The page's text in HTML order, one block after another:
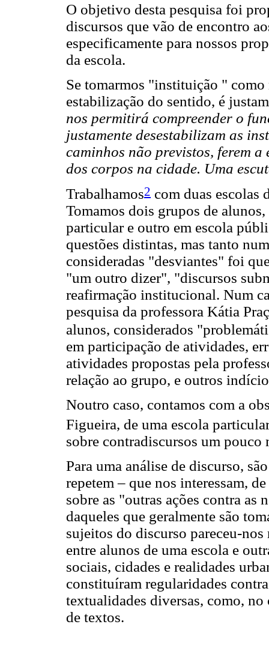
O objetivo desta pesquisa foi
discursos que vão de encontro
especificamente para nossos
da escola.
Se tomarmos "instituição "
estabilização do sentido, é
nos permitirá compreender o
justamente desestabilizam as
caminhos não previstos, ferem
dos corpos na cidade. Uma
Trabalhamos2 com duas escolas
Tomamos dois grupos de
particular e outro em escola
questões distintas, mas tanto
consideradas "desviantes" foi
"um outro dizer", "discursos
reafirmação institucional. Num
pesquisa da professora Kátia
alunos, considerados
em participação de atividades,
atividades propostas pela
relação ao grupo, e outros
Noutro caso, contamos com a
Figueira, de uma escola
sobre contradiscursos um pouco
Para uma análise de discurso,
repetem – que nos interessam,
sobre as "outras ações contra as
daqueles que geralmente são
sujeitos do discurso pareceu-
entre alunos de uma escola e
sociais, cidades e realidades
constituíram regularidades
textualidades diversas, como, no
de textos.